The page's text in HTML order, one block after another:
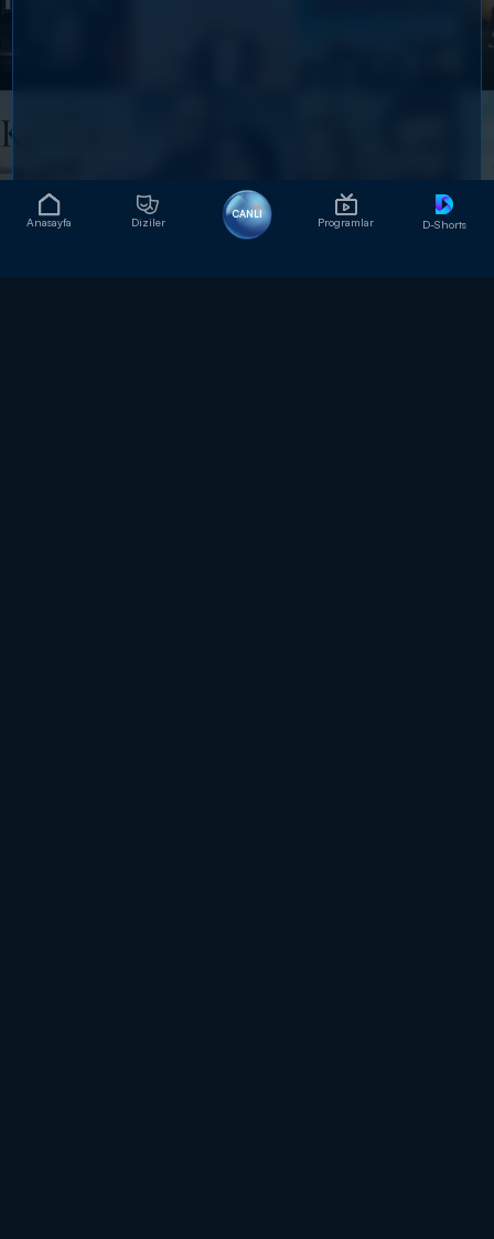
Anasayfa Diziler
CANLI
Programlar D-Shorts